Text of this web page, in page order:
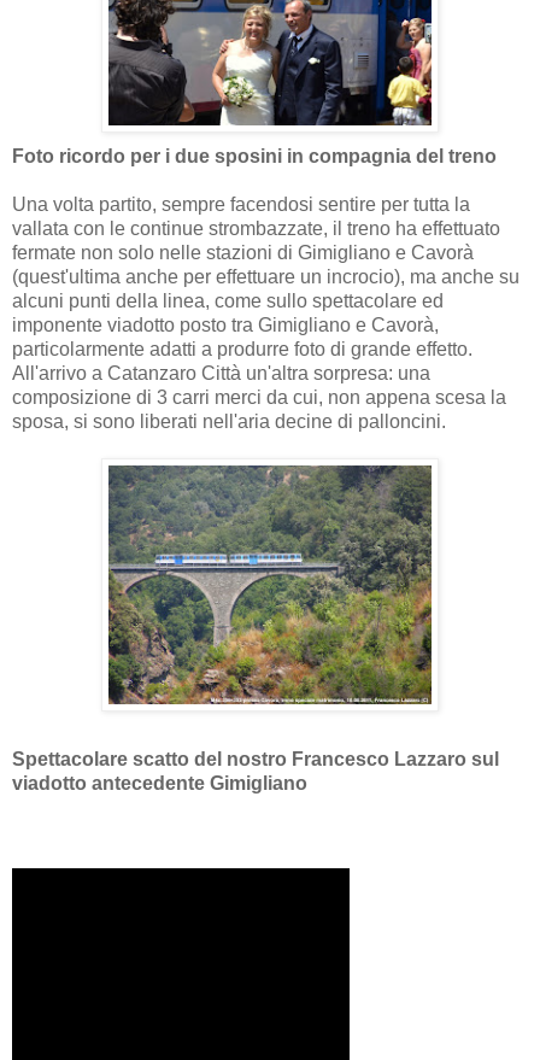
Foto ricordo per i due sposini in compagnia del treno
Una volta partito, sempre facendosi sentire per tutta la
vallata con le continue strombazzate, il treno ha effettuato
fermate non solo nelle stazioni di Gimigliano e Cavorà
(quest'ultima anche per effettuare un incrocio), ma anche su
alcuni punti della linea, come sullo spettacolare ed
imponente viadotto posto tra Gimigliano e Cavorà,
particolarmente adatti a produrre foto di grande effetto.
All'arrivo a Catanzaro Città un'altra sorpresa: una
composizione di 3 carri merci da cui, non appena scesa la
sposa, si sono liberati nell'aria decine di palloncini.
Spettacolare scatto del nostro Francesco Lazzaro sul
viadotto antecedente Gimigliano